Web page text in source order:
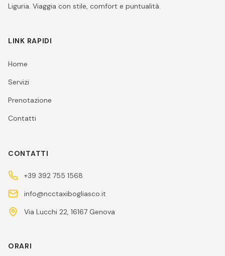
Liguria. Viaggia con stile, comfort e puntualità.
LINK RAPIDI
Home
Servizi
Prenotazione
Contatti
CONTATTI
+39 392 755 1568
info@ncctaxibogliasco.it
Via Lucchi 22, 16167 Genova
ORARI